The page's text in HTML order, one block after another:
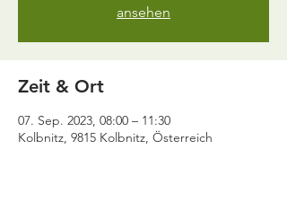
ansehen
Zeit & Ort
07. Sep. 2023, 08:00 – 11:30
Kolbnitz, 9815 Kolbnitz, Österreich